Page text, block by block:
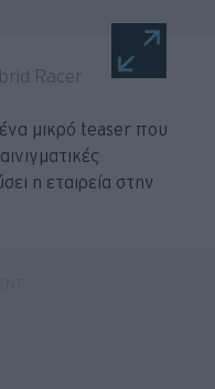
μικρό teaser που
η εταιρεία στην